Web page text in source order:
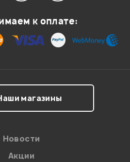
к оплате:
магазины
Новости
Акции